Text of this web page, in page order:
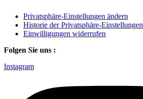
Privatsphäre-Einstellungen ändern
Historie der Privatsphäre-Einstellungen
Einwilligungen widerrufen
Folgen Sie uns :
Instagram